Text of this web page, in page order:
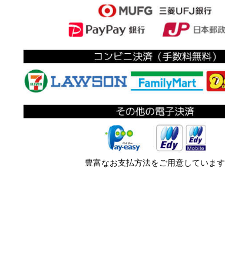
豊富なお支払方法をご用意しています